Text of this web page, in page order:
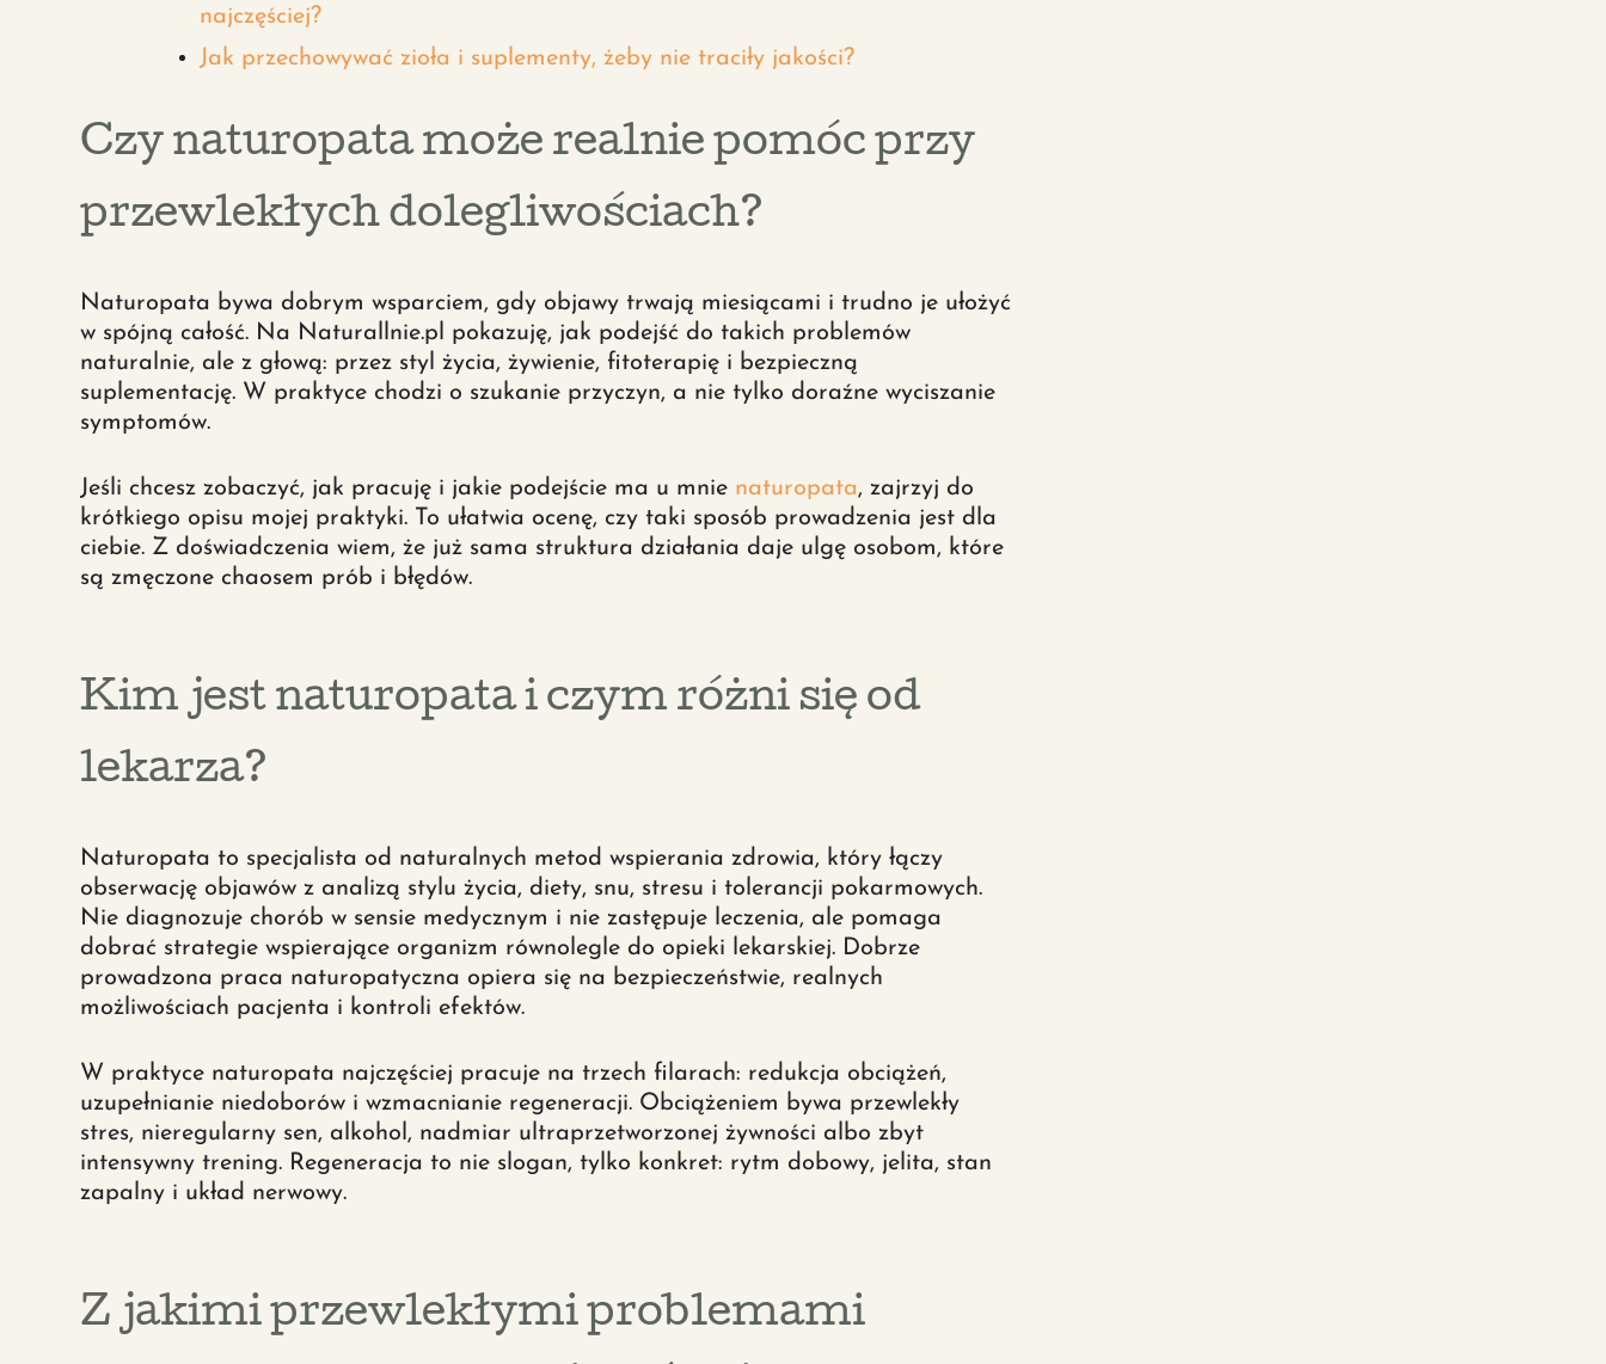
najczęściej?
Jak przechowywać zioła i suplementy, żeby nie traciły jakości?
Czy naturopata może realnie pomóc przy
przewlekłych dolegliwościach?
Naturopata bywa dobrym wsparciem, gdy objawy trwają miesiącami i trudno je ułożyć
w spójną całość. Na Naturallnie.pl pokazuję, jak podejść do takich problemów
naturalnie, ale z głową: przez styl życia, żywienie, fitoterapię i bezpieczną
suplementację. W praktyce chodzi o szukanie przyczyn, a nie tylko doraźne wyciszanie
symptomów.
Jeśli chcesz zobaczyć, jak pracuję i jakie podejście ma u mnie naturopata, zajrzyj do
krótkiego opisu mojej praktyki. To ułatwia ocenę, czy taki sposób prowadzenia jest dla
ciebie. Z doświadczenia wiem, że już sama struktura działania daje ulgę osobom, które
są zmęczone chaosem prób i błędów.
Kim jest naturopata i czym różni się od
lekarza?
Naturopata to specjalista od naturalnych metod wspierania zdrowia, który łączy
obserwację objawów z analizą stylu życia, diety, snu, stresu i tolerancji pokarmowych.
Nie diagnozuje chorób w sensie medycznym i nie zastępuje leczenia, ale pomaga
dobrać strategie wspierające organizm równolegle do opieki lekarskiej. Dobrze
prowadzona praca naturopatyczna opiera się na bezpieczeństwie, realnych
możliwościach pacjenta i kontroli efektów.
W praktyce naturopata najczęściej pracuje na trzech filarach: redukcja obciążeń,
uzupełnianie niedoborów i wzmacnianie regeneracji. Obciążeniem bywa przewlekły
stres, nieregularny sen, alkohol, nadmiar ultraprzetworzonej żywności albo zbyt
intensywny trening. Regeneracja to nie slogan, tylko konkret: rytm dobowy, jelita, stan
zapalny i układ nerwowy.
Z jakimi przewlekłymi problemami